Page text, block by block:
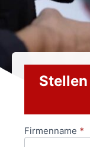
Firmenname *